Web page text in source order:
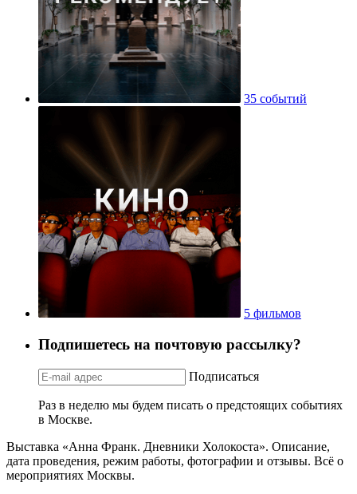
35 событий
5 фильмов
Подпишетесь на почтовую рассылку?
Подписаться
Раз в неделю мы будем писать о предстоящих событиях
в Москве.
Выставка «Анна Франк. Дневники Холокоста». Описание,
дата проведения, режим работы, фотографии и отзывы. Всё о
мероприятиях Москвы.